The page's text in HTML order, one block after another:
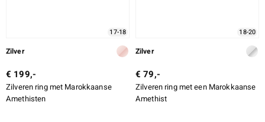
17-18
Zilver
€ 199,-
Zilveren ring met Marokkaanse
Amethisten
18-20
Zilver
€ 79,-
Zilveren ring met een Marokkaanse
Amethist